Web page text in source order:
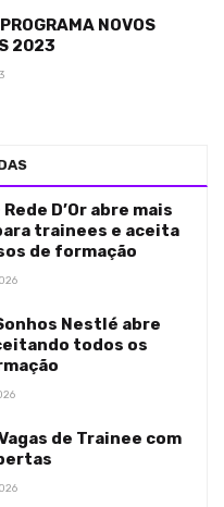
NOVOS
2023
D’Or abre mais
trainees e aceita
de formação
Nestlé abre
todos os
de Trainee com